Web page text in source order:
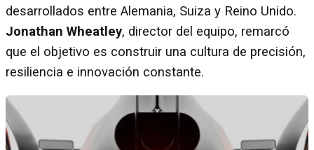
desarrollados entre Alemania, Suiza y Reino Unido.
Jonathan Wheatley, director del equipo, remarcó
que el objetivo es construir una cultura de precisión,
resiliencia e innovación constante.